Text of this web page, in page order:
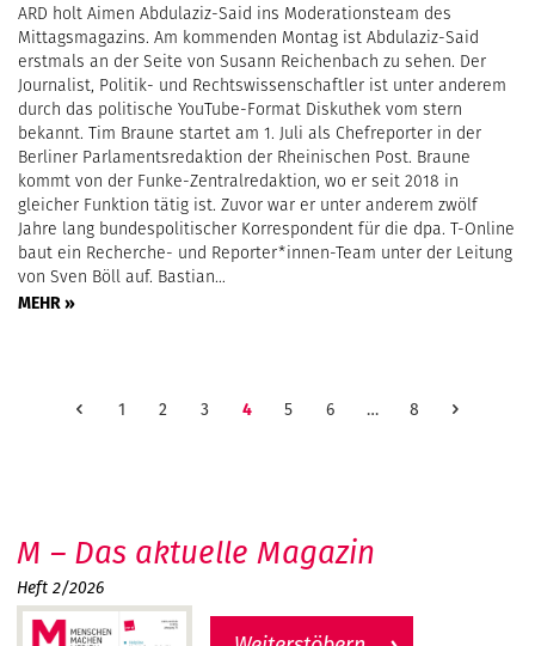
ARD holt Aimen Abdulaziz-Said ins Moderationsteam des
Mittagsmagazins. Am kommenden Montag ist Abdulaziz-Said
erstmals an der Seite von Susann Reichenbach zu sehen. Der
Journalist, Politik- und Rechtswissenschaftler ist unter anderem
durch das politische YouTube-Format Diskuthek vom stern
bekannt. Tim Braune startet am 1. Juli als Chefreporter in der
Berliner Parlamentsredaktion der Rheinischen Post. Braune
kommt von der Funke-Zentralredaktion, wo er seit 2018 in
gleicher Funktion tätig ist. Zuvor war er unter anderem zwölf
Jahre lang bundespolitischer Korrespondent für die dpa. T-Online
baut ein Recherche- und Reporter*innen-Team unter der Leitung
von Sven Böll auf. Bastian…
MEHR »
1 2 3 4 5 6 … 8
M – Das aktuelle Magazin
Heft 2/2026